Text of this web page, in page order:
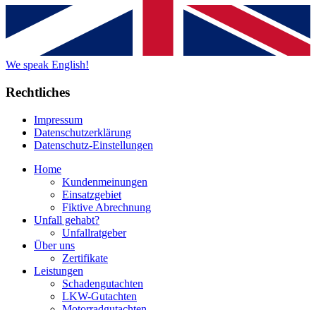
We speak English!
Rechtliches
Impressum
Datenschutzerklärung
Datenschutz-Einstellungen
Home
Kundenmeinungen
Einsatzgebiet
Fiktive Abrechnung
Unfall gehabt?
Unfallratgeber
Über uns
Zertifikate
Leistungen
Schadengutachten
LKW-Gutachten